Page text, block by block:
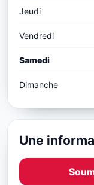
Jeudi
Vendredi
Samedi
Dimanche
Une